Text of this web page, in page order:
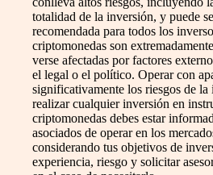
totalidad de la inversión, y puede
recomendada para todos los
criptomonedas son
verse afectadas por factores
el legal o el político. Operar con
significativamente los riesgos de
realizar cualquier inversión en
criptomonedas debes estar
asociados de operar en los
considerando tus objetivos de
experiencia, riesgo y solicitar